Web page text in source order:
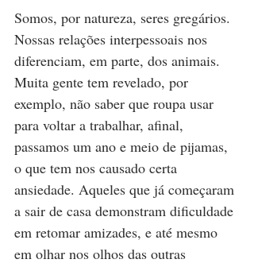
Somos, por natureza, seres gregários.
Nossas relações interpessoais nos
diferenciam, em parte, dos animais.
Muita gente tem revelado, por
exemplo, não saber que roupa usar
para voltar a trabalhar, afinal,
passamos um ano e meio de pijamas,
o que tem nos causado certa
ansiedade. Aqueles que já começaram
a sair de casa demonstram dificuldade
em retomar amizades, e até mesmo
em olhar nos olhos das outras